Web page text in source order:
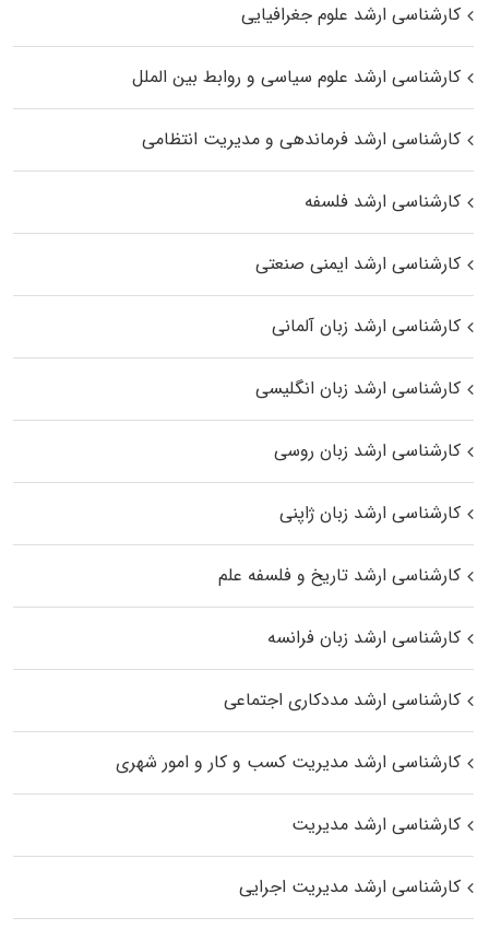
کارشناسی ارشد علوم جغرافیایی
کارشناسی ارشد علوم سیاسی و روابط بین الملل
کارشناسی ارشد فرماندهی و مدیریت انتظامی
کارشناسی ارشد فلسفه
کارشناسی ارشد ایمنی صنعتی
کارشناسی ارشد زبان آلمانی
کارشناسی ارشد زبان انگلیسی
کارشناسی ارشد زبان روسی
کارشناسی ارشد زبان ژاپنی
کارشناسی ارشد تاریخ و فلسفه علم
کارشناسی ارشد زبان فرانسه
کارشناسی ارشد مددکاری اجتماعی
کارشناسی ارشد مدیریت کسب و کار و امور شهری
کارشناسی ارشد مدیریت
کارشناسی ارشد مدیریت اجرایی